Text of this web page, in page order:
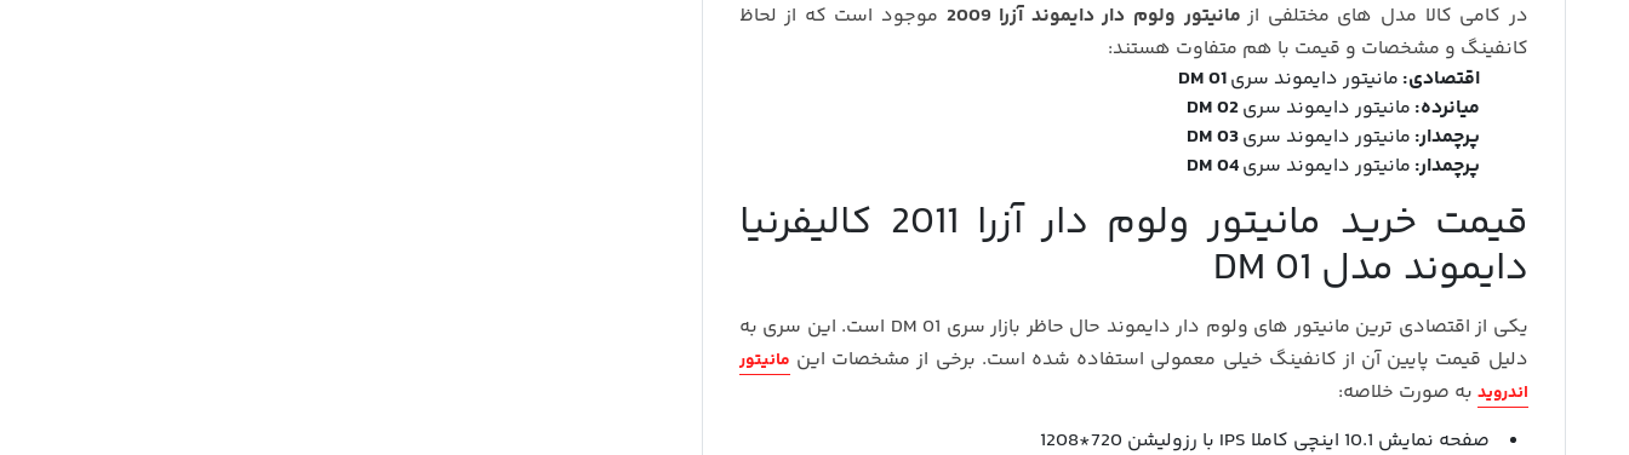
در کامی کالا مدل های مختلفی از مانیتور ولوم دار دایموند آزرا 2009
موجود است که از لحاظ
کانفینگ و مشخصات و قیمت با هم متفاوت هستند:
اقتصادی: مانیتور دایموند سریDM 01
میانرده: مانیتور دایموند سریDM 02
پرچمدار: مانیتور دایموند سریDM 03
پرچمدار: مانیتور دایموند سریDM 04
قیمت خرید مانیتور ولوم دار آزرا 2011 کالیفرنیا
دایموند مدل DM 01
یکی از اقتصادی ترین مانیتور های ولوم دار دایموند حال حاظر بازار سری DM 01 است. این سری به
دلیل قیمت پایین آن از کانفینگ خیلی معمولی استفاده شده است. برخی از مشخصات این مانیتور
اندروید به صورت خلاصه:
صفحه نمایش 10.1 اینچی کاملا IPS با رزولیشن 720*1208